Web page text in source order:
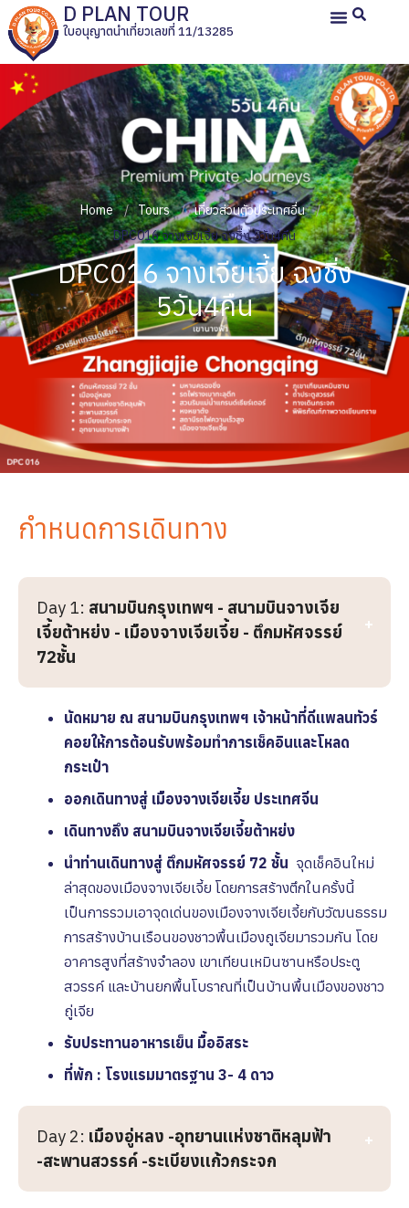
D PLAN TOUR
ใบอนุญาตนำเที่ยวเลขที่ 11/13285
Home Tours
เที่ยวส่วนตัวประเทศอื่น
DPC016 จางเจียเจี้ย ฉงชิ่ง 5วัน4คืน
DPC016 จางเจียเจี้ย ฉงชิ่ง
5วัน4คืน
กำหนดการเดินทาง
Day 1: สนามบินกรุงเทพฯ - สนามบินจางเจีย
เจี้ยต้าหย่ง - เมืองจางเจียเจี้ย - ตึกมหัศจรรย์
72ชั้น
นัดหมาย ณ สนามบินกรุงเทพฯ เจ้าหน้าที่ดีเเพลนทัวร์
คอยให้การต้อนรับพร้อมทำการเช็คอินและโหลด
กระเป๋า
ออกเดินทางสู่ เมืองจางเจียเจี้ย ประเทศจีน
เดินทางถึง สนามบินจางเจียเจี้ยต้าหย่ง
นำท่านเดินทางสู่ ตึกมหัศจรรย์ 72 ชั้น จุดเช็คอินใหม่
ล่าสุดของเมืองจางเจียเจี้ย โดยการสร้างตึกในครั้งนี้
เป็นการรวมเอาจุดเด่นของเมืองจางเจียเจี้ยกับวัฒนธรรม
การสร้างบ้านเรือนของชาวพื้นเมืองถูเจียมารวมกัน โดย
อาคารสูงที่สร้างจำลอง เขาเทียนเหมินซานหรือประตู
สวรรค์ และบ้านยกพื้นโบราณที่เป็นบ้านพื้นเมืองของชาว
ถู่เจีย
รับประทานอาหารเย็น มื้ออิสระ
ที่พัก : โรงแรมมาตรฐาน 3- 4 ดาว
Day 2: เมืองอู่หลง -อุทยานเเห่งชาติหลุมฟ้า
-สะพานสวรรค์ -ระเบียงเเก้วกระจก